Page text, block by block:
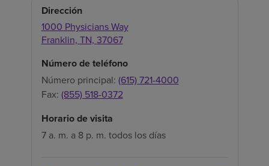
Dirección
1000 Physicians Way
Franklin, TN, 37067
Número de teléfono
Número principal: (615) 721-4000
Fax: (855) 518-0372
Horario de visita
7 a. m. a 8 p. m. todos los días